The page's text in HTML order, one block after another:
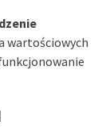
wartościowych